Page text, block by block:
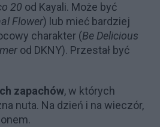
20 od Kayali. Może być
Flower) lub mieć bardziej
charakter (Be Delicious
od DKNY). Przestał być
zapachów, w których
nuta. Na dzień i na wieczór,